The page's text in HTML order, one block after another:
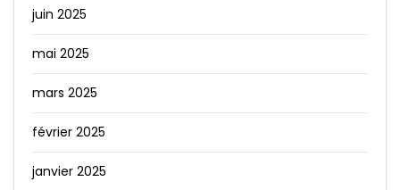
juin 2025
mai 2025
mars 2025
février 2025
janvier 2025